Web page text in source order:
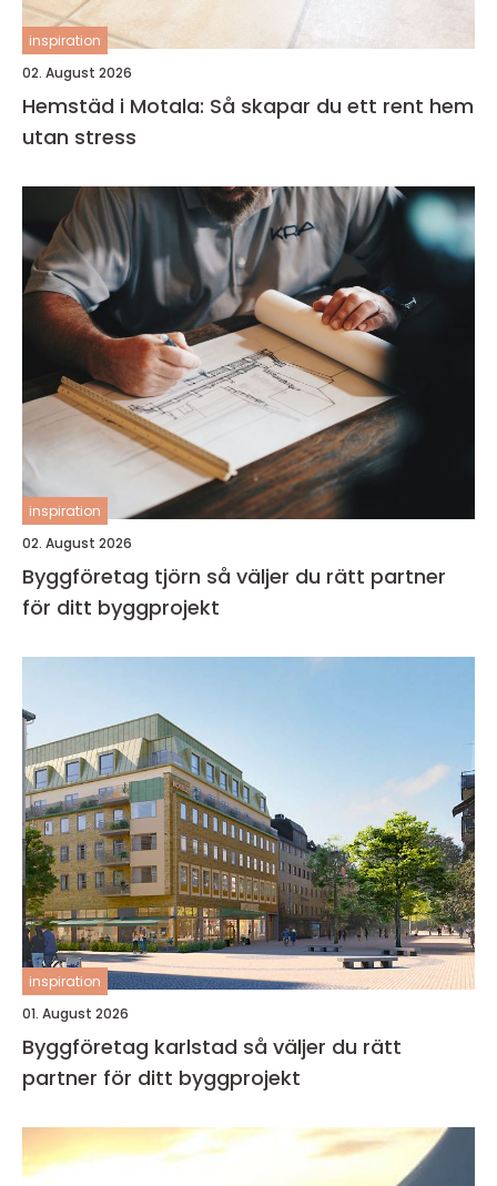
inspiration
02. August 2026
Hemstäd i Motala: Så skapar du ett rent hem
utan stress
inspiration
02. August 2026
Byggföretag tjörn så väljer du rätt partner
för ditt byggprojekt
inspiration
01. August 2026
Byggföretag karlstad så väljer du rätt
partner för ditt byggprojekt